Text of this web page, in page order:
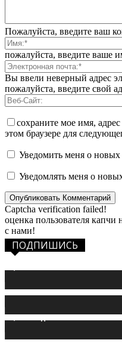
Пожалуйста, введите ваш
пожалуйста, введите ваше
Вы ввели неверный адрес
пожалуйста, введите свой
сохраните мое имя,
этом браузере для
Уведомить меня о
Уведомлять меня о
Captcha verification failed!
оценка пользователя капчи
с нами!
ПОДПИШИСЬ